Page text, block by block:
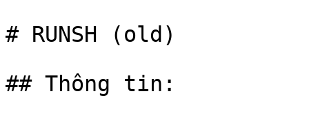
# RUNSH (old)
## Thông tin: